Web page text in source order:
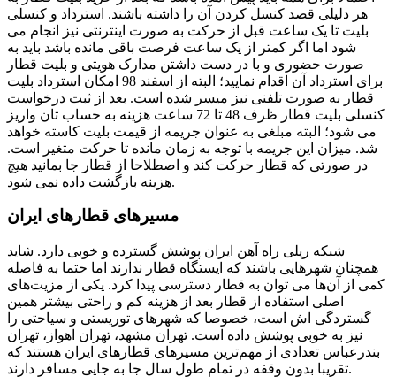
هر دلیلی قصد کنسل کردن آن را داشته باشند. استرداد و کنسلی
بلیت تا یک ساعت قبل از حرکت به صورت اینترنتی نیز انجام می
شود اما اگر کمتر از یک ساعت فرصت باقی مانده باشد باید به
صورت حضوری و با در دست داشتن مدارک هویتی و بلیت قطار
برای استرداد آن اقدام نمایید؛ البته از اسفند 98 امکان استرداد بلیت
قطار به صورت تلفنی نیز میسر شده است. بعد از ثبت درخواست
کنسلی بلیت قطار ظرف 48 تا 72 ساعت هزینه به حساب تان واریز
می شود؛ البته مبلغی به عنوان جریمه از قیمت بلیت کاسته خواهد
شد. میزان این جریمه با توجه به زمان مانده تا حرکت متغیر است.
در صورتی که قطار حرکت کند و اصطلاحا از قطار جا بمانید هیچ
هزینه بازگشت داده نمی شود.
مسیرهای قطارهای ایران
شبکه ریلی راه آهن ایران پوشش گسترده و خوبی دارد. شاید
همچنان شهرهایی باشند که ایستگاه قطار ندارند اما حتما به فاصله
کمی از آن‌ها می توان به قطار دسترسی پیدا کرد. یکی از مزیت‌های
اصلی استفاده از قطار بعد از هزینه کم و راحتی بیشتر همین
گستردگی اش است، خصوصا که شهرهای توریستی و سیاحتی را
نیز به خوبی پوشش داده است. تهران مشهد، تهران اهواز، تهران
بندرعباس تعدادی از مهم‌‌ترین مسیرهای قطارهای ایران هستند که
تقریبا بدون وقفه در تمام طول سال جا به جایی مسافر دارند.